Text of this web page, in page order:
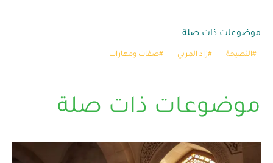
موضوعات ذات صلة
النصيحة زاد المربي صفات ومهارات
موضوعات ذات صلة